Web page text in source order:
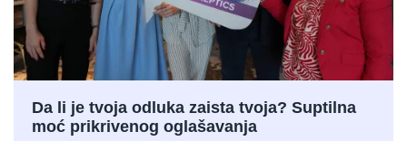
Da li je tvoja odluka zaista tvoja? Suptilna
moć prikrivenog oglašavanja